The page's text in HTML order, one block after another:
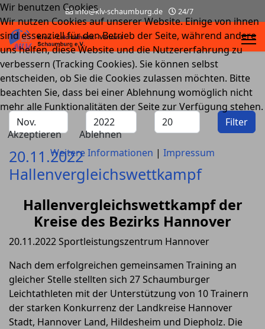
info@klv-schaumburg.de 24/7
Filter
20.11.2022
Hallenvergleichswettkampf
Hallenvergleichswettkampf der
Kreise des Bezirks Hannover
20.11.2022 Sportleistungszentrum Hannover
Nach dem erfolgreichen gemeinsamen Training an
gleicher Stelle stellten sich 27 Schaumburger
Leichtathleten mit der Unterstützung von 10 Trainern
der starken Konkurrenz der Landkreise Hannover
Stadt, Hannover Land, Hildesheim und Diepholz. Die
Wir benutzen Cookies
Wir nutzen Cookies auf unserer Website. Einige von ihnen
sind essenziell für den Betrieb der Seite, während andere
uns helfen, diese Website und die Nutzererfahrung zu
verbessern (Tracking Cookies). Sie können selbst
entscheiden, ob Sie die Cookies zulassen möchten. Bitte
beachten Sie, dass bei einer Ablehnung womöglich nicht
mehr alle Funktionalitäten der Seite zur Verfügung stehen.
Akzeptieren
Ablehnen
Weitere Informationen | Impressum